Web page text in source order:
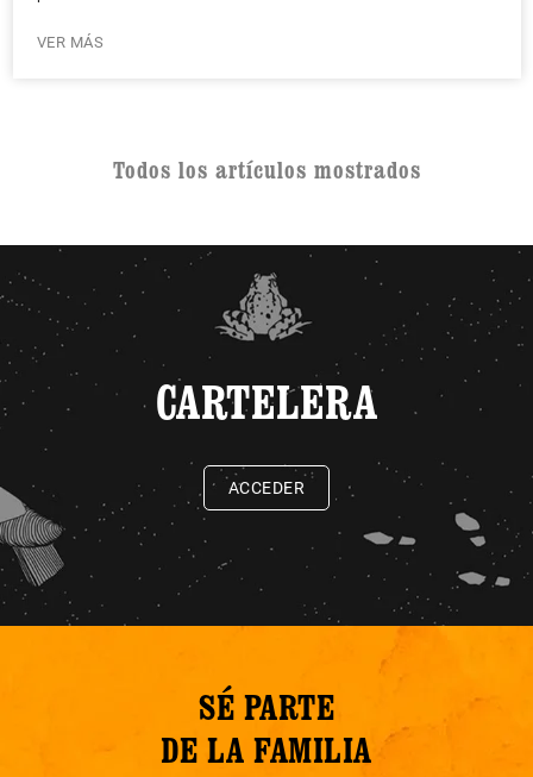
VER MÁS
Todos los artículos mostrados
CARTELERA
ACCEDER
SÉ PARTE
DE LA FAMILIA